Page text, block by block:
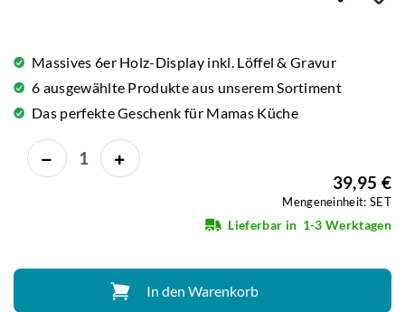
Massives 6er Holz-Display inkl. Löffel & Gravur
6 ausgewählte Produkte aus unserem Sortiment
Das perfekte Geschenk für Mamas Küche
39,95 €
Mengeneinheit: SET
Lieferbar in 1-3 Werktagen
In den Warenkorb